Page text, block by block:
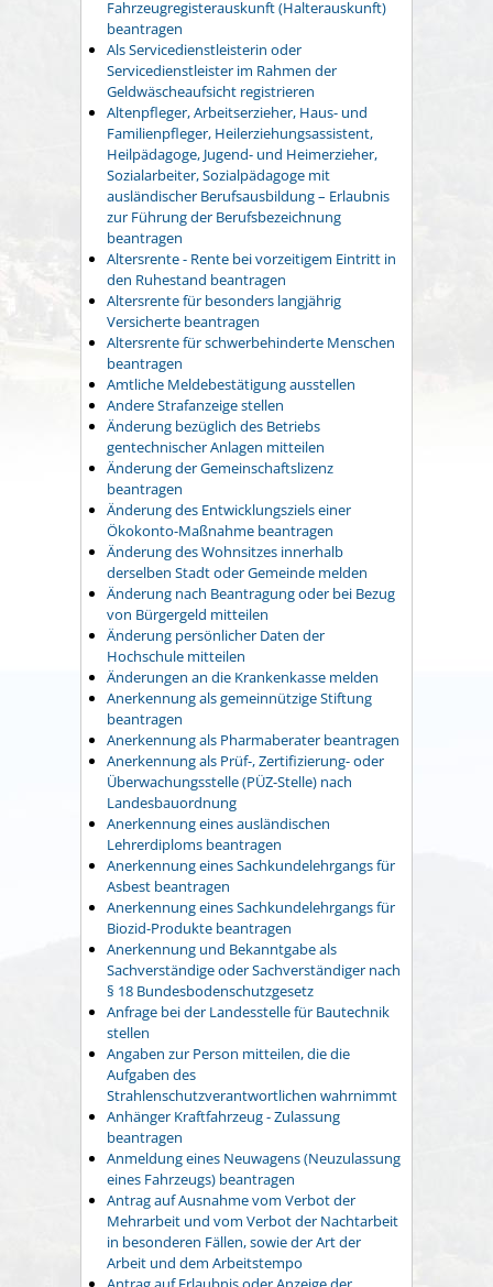
Fahrzeugregisterauskunft (Halterauskunft)
beantragen
Als Servicedienstleisterin oder
Servicedienstleister im Rahmen der
Geldwäscheaufsicht registrieren
Altenpfleger, Arbeitserzieher, Haus- und
Familienpfleger, Heilerziehungsassistent,
Heilpädagoge, Jugend- und Heimerzieher,
Sozialarbeiter, Sozialpädagoge mit
ausländischer Berufsausbildung – Erlaubnis
zur Führung der Berufsbezeichnung
beantragen
Altersrente - Rente bei vorzeitigem Eintritt in
den Ruhestand beantragen
Altersrente für besonders langjährig
Versicherte beantragen
Altersrente für schwerbehinderte Menschen
beantragen
Amtliche Meldebestätigung ausstellen
Andere Strafanzeige stellen
Änderung bezüglich des Betriebs
gentechnischer Anlagen mitteilen
Änderung der Gemeinschaftslizenz
beantragen
Änderung des Entwicklungsziels einer
Ökokonto-Maßnahme beantragen
Änderung des Wohnsitzes innerhalb
derselben Stadt oder Gemeinde melden
Änderung nach Beantragung oder bei Bezug
von Bürgergeld mitteilen
Änderung persönlicher Daten der
Hochschule mitteilen
Änderungen an die Krankenkasse melden
Anerkennung als gemeinnützige Stiftung
beantragen
Anerkennung als Pharmaberater beantragen
Anerkennung als Prüf-, Zertifizierung- oder
Überwachungsstelle (PÜZ-Stelle) nach
Landesbauordnung
Anerkennung eines ausländischen
Lehrerdiploms beantragen
Anerkennung eines Sachkundelehrgangs für
Asbest beantragen
Anerkennung eines Sachkundelehrgangs für
Biozid-Produkte beantragen
Anerkennung und Bekanntgabe als
Sachverständige oder Sachverständiger nach
§ 18 Bundesbodenschutzgesetz
Anfrage bei der Landesstelle für Bautechnik
stellen
Angaben zur Person mitteilen, die die
Aufgaben des
Strahlenschutzverantwortlichen wahrnimmt
Anhänger Kraftfahrzeug - Zulassung
beantragen
Anmeldung eines Neuwagens (Neuzulassung
eines Fahrzeugs) beantragen
Antrag auf Ausnahme vom Verbot der
Mehrarbeit und vom Verbot der Nachtarbeit
in besonderen Fällen, sowie der Art der
Arbeit und dem Arbeitstempo